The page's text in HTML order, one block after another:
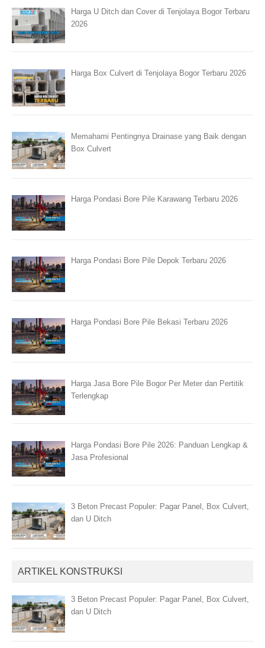
Harga U Ditch dan Cover di Tenjolaya Bogor Terbaru
2026
Harga Box Culvert di Tenjolaya Bogor Terbaru 2026
Memahami Pentingnya Drainase yang Baik dengan
Box Culvert
Harga Pondasi Bore Pile Karawang Terbaru 2026
Harga Pondasi Bore Pile Depok Terbaru 2026
Harga Pondasi Bore Pile Bekasi Terbaru 2026
Harga Jasa Bore Pile Bogor Per Meter dan Pertitik
Terlengkap
Harga Pondasi Bore Pile 2026: Panduan Lengkap &
Jasa Profesional
3 Beton Precast Populer: Pagar Panel, Box Culvert,
dan U Ditch
ARTIKEL KONSTRUKSI
3 Beton Precast Populer: Pagar Panel, Box Culvert,
dan U Ditch